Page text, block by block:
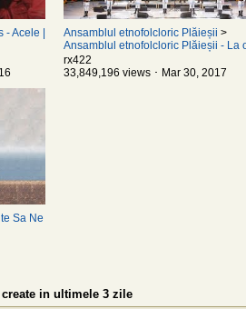
Acele |
Ansamblul etnofolcloric Plăieșii >
Ansamblul etnofolcloric Plăieșii - La
care mi-i drag
rx422
33,849,196 views ･ Mar 30, 2017
Sa Ne
in ultimele 3 zile